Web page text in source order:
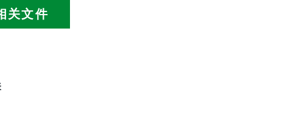
关文件